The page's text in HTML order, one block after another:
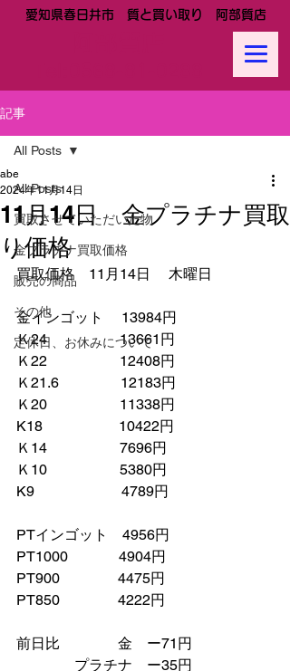
愛知県春日井市 質と買い取り 阿部質店
記事
All Posts
買取させていただいた物
金プラチナ買取価格
販売の商品
その他
定休日、お休みについて
All Posts
11月14日 金プラチナ買取
り価格
abe
2024年11月14日
買取価格　11月14日 　木曜日
金インゴット　 13984円
Ｋ24　　　　　13661円
Ｋ22　　　　　12408円
Ｋ21.6　　　　 12183円
Ｋ20　　　　　11338円
K18　　　　　 10422円
Ｋ14　　　　　7696円
Ｋ10　　　　　5380円
K9　　　　　　4789円
PTインゴット　4956円
PT1000　　　  4904円
PT900　　　　4475円
PT850　　　　4222円
前日比　　　　金　ー71円
プラチナ　ー35円